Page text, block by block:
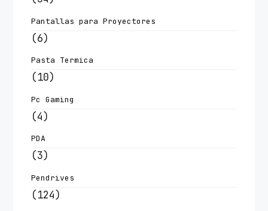
Pantallas para Proyectores
(6)
Pasta Termica
(10)
Pc Gaming
(4)
PDA
(3)
Pendrives
(124)